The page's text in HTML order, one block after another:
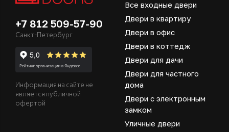
+7 812 509-57-90
Санкт-Петербург
Информация на сайте не
является публичной
офертой
Все входные двери
Двери в квартиру
Двери в офис
Двери в коттедж
Двери для дачи
Двери для частного
дома
Двери с электронным
замком
Уличные двери